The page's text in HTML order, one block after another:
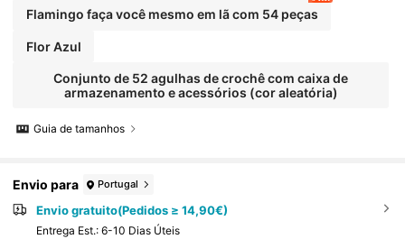
Flamingo faça você mesmo em lã com 54 peças
Flor Azul
Conjunto de 52 agulhas de crochê com caixa de
armazenamento e acessórios (cor aleatória)
Guia de tamanhos
Envio para Portugal
Envio gratuito(Pedidos ≥ 14,90€)
Entrega Est.: 6-10 Dias Úteis